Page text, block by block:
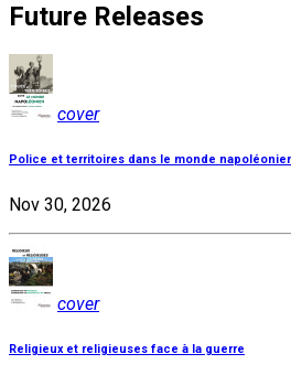
Future Releases
cover
Police et territoires dans le monde
Nov 30, 2026
cover
Religieux et religieuses face à la guerre